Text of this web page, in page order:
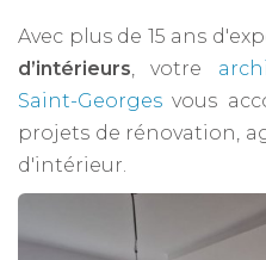
Avec plus de 15 ans
d’intérieurs, votre
Saint-Georges vous
projets de rénovation,
d'intérieur.